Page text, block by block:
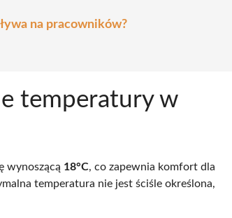
na pracowników?
temperatury w
wynoszącą 18°C, co zapewnia komfort dla
temperatura nie jest ściśle określona,